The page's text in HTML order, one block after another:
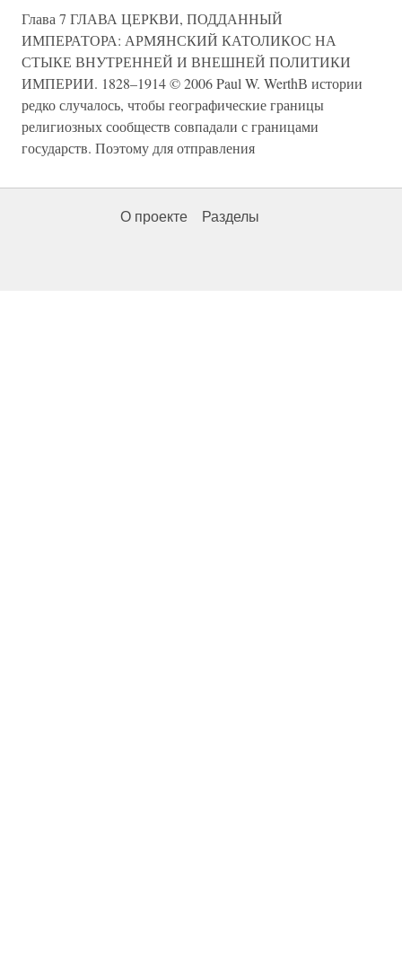
Глава 7 ГЛАВА ЦЕРКВИ, ПОДДАННЫЙ
ИМПЕРАТОРА: АРМЯНСКИЙ КАТОЛИКОС НА
СТЫКЕ ВНУТРЕННЕЙ И ВНЕШНЕЙ ПОЛИТИКИ
ИМПЕРИИ. 1828–1914 © 2006 Paul W. WerthВ истории
редко случалось, чтобы географические границы
религиозных сообществ совпадали с границами
государств. Поэтому для отправления
О проекте Разделы